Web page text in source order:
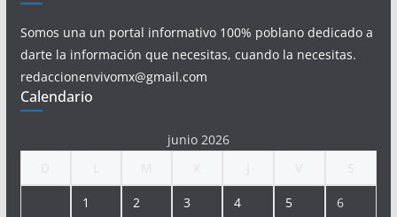
Somos una un portal informativo 100% poblano dedicado a
darte la información que necesitas, cuando la necesitas.
redaccionenvivomx@gmail.com
Calendario
junio 2026
1 2 3 4 5 6